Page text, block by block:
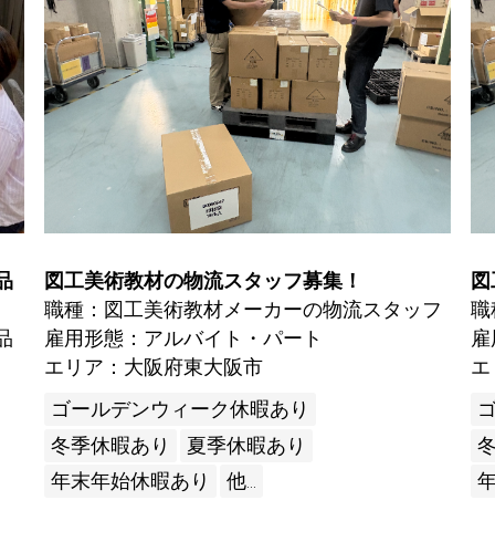
図工美術教材の物流スタッフ募集！
職種：図工美術教材メーカーの物流スタッフ
雇用形態：アルバイト・パート
エリア：大阪府東大阪市
ゴールデンウィーク休暇あり
冬季休暇あり
夏季休暇あり
年末年始休暇あり
他...
職